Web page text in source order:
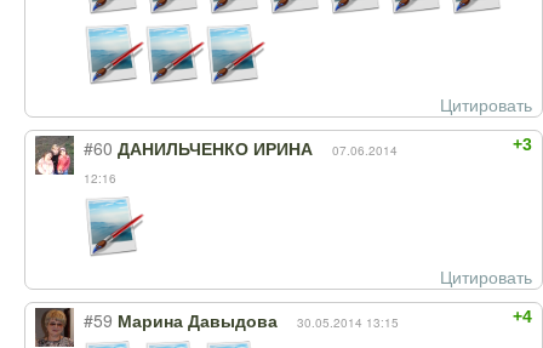
Цитировать
+3
#60 ДАНИЛЬЧЕНКО ИРИНА
07.06.2014
12:16
Цитировать
+4
#59 Марина Давыдова 30.05.2014 13:15